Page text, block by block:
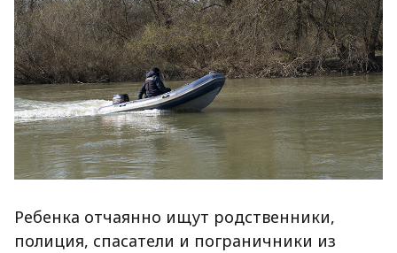
Ребенка отчаянно ищут родственники,
полиция, спасатели и пограничники из